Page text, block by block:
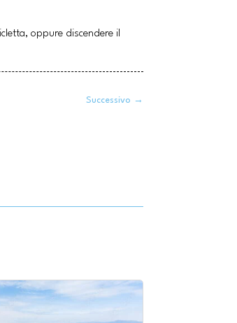
oppure discendere il
Successivo →